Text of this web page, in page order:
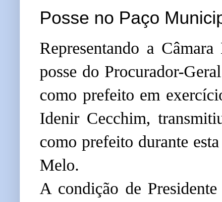
Posse no Paço
Representando a
posse do Procurador-
como prefeito em
Idenir Cecchim,
como prefeito durante
Melo.
A condição de